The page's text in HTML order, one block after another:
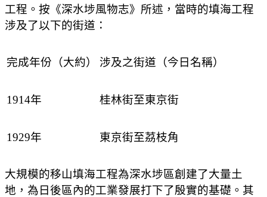
工程。按《深水埗風物志》所述，當時的填海工程
涉及了以下的街道：
完成年份（大約） 涉及之街道（今日名稱）
1914年 桂林街至東京街
1929年 東京街至茘枝角
大規模的移山填海工程為深水埗區創建了大量土
地，為日後區內的工業發展打下了殷實的基礎。其